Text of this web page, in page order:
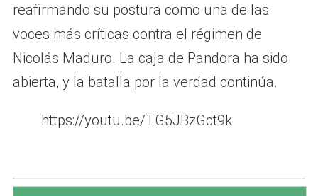
reafirmando su postura como una de las
voces más críticas contra el régimen de
Nicolás Maduro. La caja de Pandora ha sido
abierta, y la batalla por la verdad continúa.
https://youtu.be/TG5JBzGct9k